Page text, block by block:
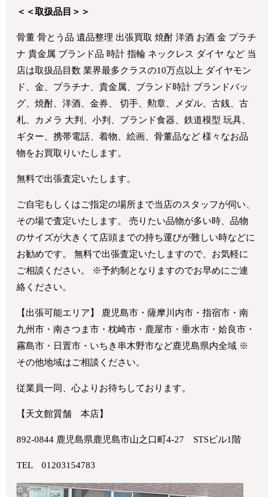
＜＜取扱品目＞＞
骨董 骨とう品 遺品整理 出張買取 焼酎 洋酒 お酒 金 プラチ
ナ 貴金属 ブランド品 時計 指輪 ネックレス ダイヤ など 当
店は取扱品目数 業界最多クラスの10万点以上 ダイヤモン
ド、金、プラチナ、貴金属、ブランド時計 ブランドバッ
グ、焼酎、洋酒、金券、 切手、勲章、メダル、古銭、古
札、カメラ 大判、小判、ブランド食器、鉄道模型 玩具、
ギター、携帯電話、着物、絵画、骨董品など 様々なお品
物をお買取りいたします。
無料で出張査定いたします。
ご自宅もしくはご指定の場所まで当店のスタッフが伺い、
その場で査定いたします。 売りたい品物が多い時、品物
のサイズが大きくて店頭までの持ち運びが難しい時などに
お勧めです。 無料で出張査定いたしますので、お気軽に
ご相談ください。 ※予約制となりますのでお早めにご連
絡ください。
【出張可能エリア】 鹿児島市・薩摩川内市・指宿市・南
九州市・南さつま市・枕崎市・鹿屋市・垂水市・姶良市・
霧島市・日置市・いちき串木野市など鹿児島県内全域 ※
その他地域はご相談ください。
従業員一同、心よりお待ちしております。
【天文館質舗 本店】
892-0844 鹿児島県鹿児島市山之口町4-27 STSビル1階
TEL 01203154783